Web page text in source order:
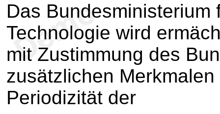
Das Bundesministerium
Technologie wird
mit Zustimmung des
zusätzlichen
Periodizität der